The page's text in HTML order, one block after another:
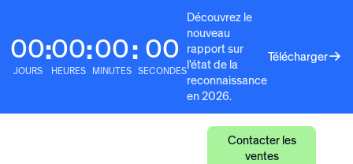
00
JOURS
:00
HEURES
:00
MINUTES
: 00
SECONDES
Découvrez le
nouveau
rapport sur
l'état de la
reconnaissance
en 2026.
Télécharger
Contacter les
ventes